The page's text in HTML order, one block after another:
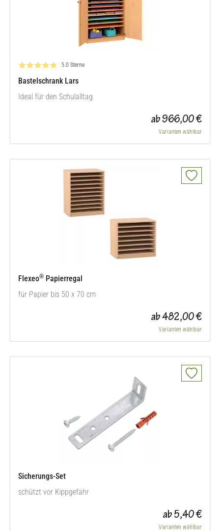
Bewertung: 5.0 von 5
5.0 Sterne
Bastelschrank Lars
Ideal für den Schulalltag
ab 966,00 €
Varianten wählbar
Flexeo® Papierregal
für Papier bis 50 x 70 cm
ab 482,00 €
Varianten wählbar
Sicherungs-Set
schützt vor Kippgefahr
ab 5,40 €
Varianten wählbar